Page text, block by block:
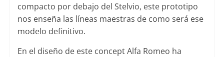
compacto por debajo del Stelvio, este prototipo
nos enseña las líneas maestras de como será ese
modelo definitivo.
En el diseño de este concept Alfa Romeo ha